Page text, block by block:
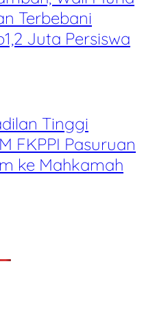
Terbebani
Juta Persiswa
Tinggi
FKPPI Pasuruan
ke Mahkamah